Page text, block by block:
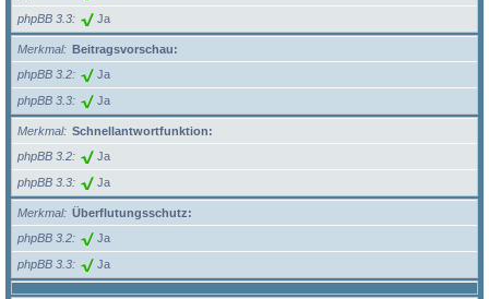
phpBB 3.3 Ja
Merkmal
Beitragsvorschau:
phpBB 3.2
Ja
phpBB 3.3 Ja
Merkmal
Schnellantwortfunktion:
phpBB 3.2
Ja
phpBB 3.3 Ja
Merkmal
Überflutungsschutz:
phpBB 3.2
Ja
phpBB 3.3 Ja